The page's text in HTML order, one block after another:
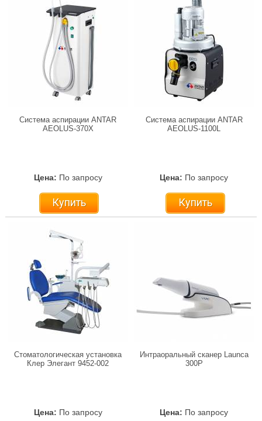
Cистема аспирации ANTAR
AEOLUS-370X
Цена: По запросу
Купить
Cистема аспирации ANTAR
AEOLUS-1100L
Цена: По запросу
Купить
Стоматологическая установка
Клер Элегант 9452-002
Цена: По запросу
Интраоральный сканер Launca
300P
Цена: По запросу